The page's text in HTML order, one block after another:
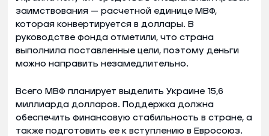
заимствования — расчетной единице МВФ,
которая конвертируется в доллары. В
руководстве фонда отметили, что страна
выполнила поставленные цели, поэтому деньги
можно направить незамедлительно.
Всего МВФ планирует выделить Украине 15,6
миллиарда долларов. Поддержка должна
обеспечить финансовую стабильность в стране, а
также подготовить ее к вступлению в Евросоюз.